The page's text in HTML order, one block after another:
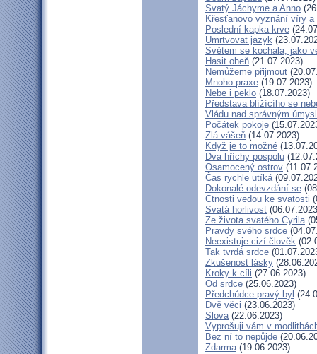
Svatý Jáchyme a Anno
Křesťanovo vyznání víry a
Poslední kapka krve
Umrtvovat jazyk
Světem se kochala, jako
Hasit oheň (21.07.2023)
Nemůžeme přijmout
Mnoho praxe (19.07.2023)
Nebe i peklo (18.07.2023)
Představa blížícího se
Vládu nad správným
Počátek pokoje
Zlá vášeň (14.07.2023)
Když je to možné
Dva hříchy pospolu
Osamocený ostrov
Čas rychle utíká
Dokonalé odevzdání se
Ctnosti vedou ke svatosti
Svatá horlivost
Ze života svatého Cyrila
Pravdy svého srdce
Neexistuje cizí člověk
Tak tvrdá srdce
Zkušenost lásky
Kroky k cíli (27.06.2023)
Od srdce (25.06.2023)
Předchůdce pravý byl
Dvě věci (23.06.2023)
Slova(22.06.2023)
Vyprošuji vám v
Bez ní to nepůjde
Zdarma(19.06.2023)